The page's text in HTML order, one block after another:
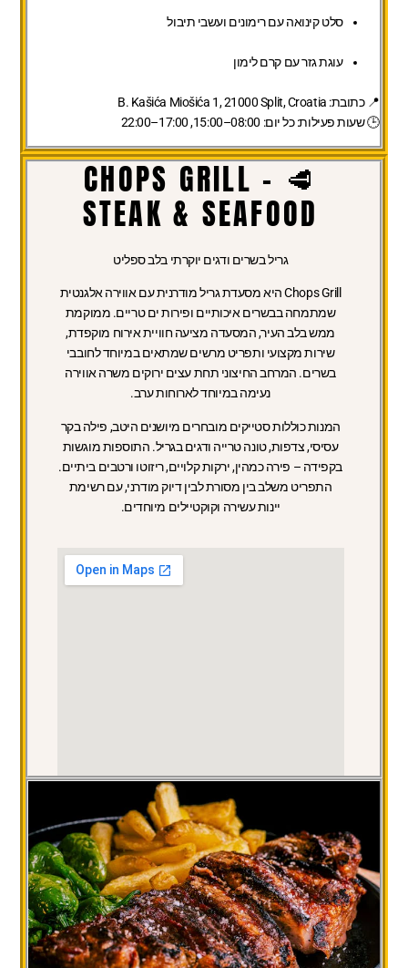
סלט קינואה עם רימונים ועשבי תיבול
עוגת גזר עם קרם לימון
📍 כתובת: B. Kašića Miošića 1, 21000 Split, Croatia
🕒 שעות פעילות: כל יום: 08:00–15:00, 17:00–22:00
🥩 CHOPS GRILL -
STEAK & SEAFOOD
גריל בשרים ודגים יוקרתי בלב ספליט
Chops Grill היא מסעדת גריל מודרנית עם אווירה אלגנטית
שמתמחה בבשרים איכותיים ופירות ים טריים. ממוקמת
ממש בלב העיר, המסעדה מציעה חוויית אירוח מוקפדת,
שירות מקצועי ותפריט מרשים שמתאים במיוחד לחובבי
בשרים. המרחב החיצוני תחת עצים ירוקים משרה אווירה
נעימה במיוחד לארוחות ערב.
המנות כוללות סטייקים מובחרים מיושנים היטב, פילה בקר
עסיסי, צדפות, טונה טרייה ודגים בגריל. התוספות מוגשות
בקפידה – פירה כמהין, ירקות קלויים, ריזוטו ורטבים ביתיים.
התפריט משלב בין מסורת לבין דיוק מודרני, עם רשימת
יינות עשירה וקוקטיילים מיוחדים.